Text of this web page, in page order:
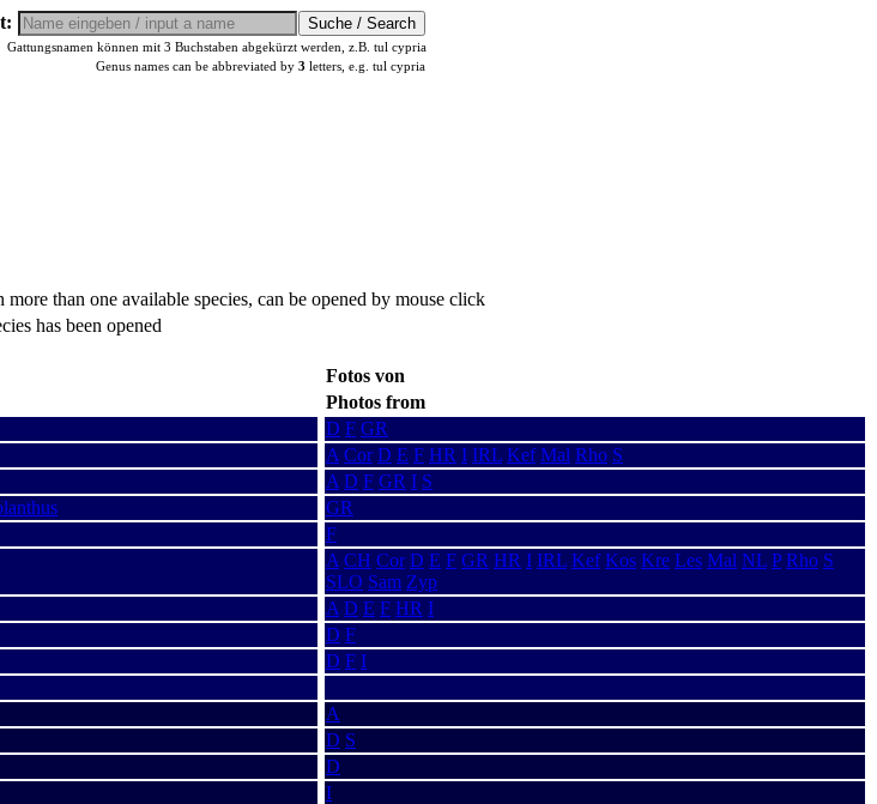
Gattungsnamen können mit 3 Buchstaben abgekürzt werden, z.B. tul cypria
Genus names can be abbreviated by 3 letters, e.g. tul cypria
than one available species, can be opened by mouse click
has been opened
Fotos von
Photos from
D F GR
A Cor D E F HR I IRL Kef Mal Rho S
A D F GR I S
GR
F
A CH Cor D E F GR HR I IRL Kef Kos Kre Les Mal NL P Rho S
SLO Sam Zyp
A D E F HR I
D F
D F I
A
D S
D
I